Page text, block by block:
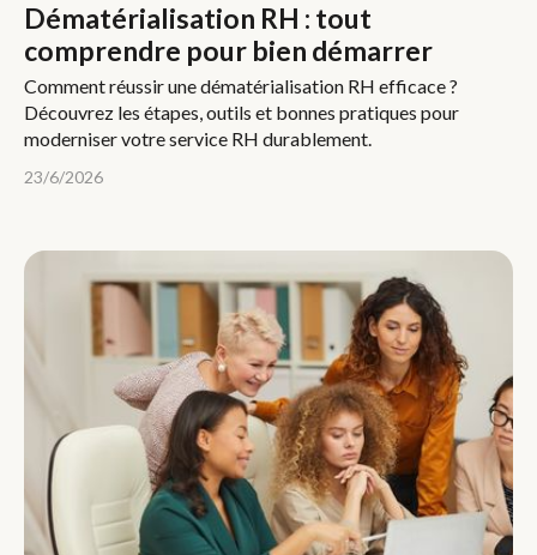
Dématérialisation RH : tout
comprendre pour bien démarrer
Comment réussir une dématérialisation RH efficace ?
Découvrez les étapes, outils et bonnes pratiques pour
moderniser votre service RH durablement.
23/6/2026